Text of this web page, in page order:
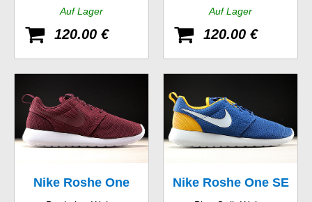
Auf Lager
120.00 €
Auf Lager
120.00 €
Nike Roshe One Nike Roshe One SE